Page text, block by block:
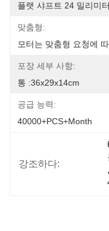
플랫 샤프트 24 밀리미
맞춤형:
모터는 맞춤형 요청에
포장 세부 사항:
통 :36x29x14cm
공급 능력:
40000+PCS+Month
강조하다:
,